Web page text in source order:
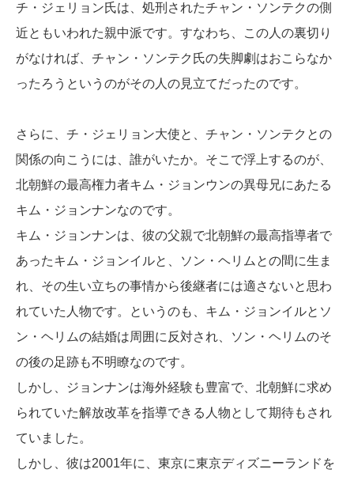
チ・ジェリョン氏は、処刑されたチャン・ソンテクの側
近ともいわれた親中派です。すなわち、この人の裏切り
がなければ、チャン・ソンテク氏の失脚劇はおこらなか
ったろうというのがその人の見立てだったのです。
さらに、チ・ジェリョン大使と、チャン・ソンテクとの
関係の向こうには、誰がいたか。そこで浮上するのが、
北朝鮮の最高権力者キム・ジョンウンの異母兄にあたる
キム・ジョンナンなのです。
キム・ジョンナンは、彼の父親で北朝鮮の最高指導者で
あったキム・ジョンイルと、ソン・ヘリムとの間に生ま
れ、その生い立ちの事情から後継者には適さないと思わ
れていた人物です。というのも、キム・ジョンイルとソ
ン・ヘリムの結婚は周囲に反対され、ソン・ヘリムのそ
の後の足跡も不明瞭なのです。
しかし、ジョンナンは海外経験も豊富で、北朝鮮に求め
られていた解放改革を指導できる人物として期待もされ
ていました。
しかし、彼は2001年に、東京に東京ディズニーランドを